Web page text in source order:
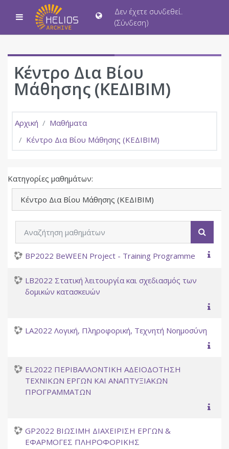
Μετάβαση στο κεντρικό περιεχόμενο
Πλευρικός πίνακας
Δεν έχετε συνδεθεί.
(Σύνδεση)
Κέντρο Δια Βίου
Μάθησης (ΚΕΔΙΒΙΜ)
Αρχική
Μαθήματα
Κέντρο Δια Βίου Μάθησης (ΚΕΔΙΒΙΜ)
Κατηγορίες μαθημάτων:
BP2022 BeWEEN Project - Training Programme
LB2022 Στατική λειτουργία και σχεδιασμός των
δομικών κατασκευών
LA2022 Λογική, Πληροφορική, Τεχνητή Νοημοσύνη
EL2022 ΠΕΡΙΒΑΛΛΟΝΤΙΚΗ ΑΔΕΙΟΔΟΤΗΣΗ
ΤΕΧΝΙΚΩΝ ΕΡΓΩΝ ΚΑΙ ΑΝΑΠΤΥΞΙΑΚΩΝ
ΠΡΟΓΡΑΜΜΑΤΩΝ
GP2022 ΒΙΩΣΙΜΗ ΔΙΑΧΕΙΡΙΣΗ EΡΓΩΝ &
ΕΦΑΡΜΟΓΕΣ ΠΛΗΡΟΦΟΡΙΚΗΣ